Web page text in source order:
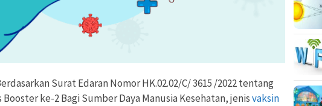
Surat Edaran Nomor HK.02.02/C/ 3615 /2022 tentang
Booster ke-2 Bagi Sumber Daya Manusia Kesehatan, jenisvaksin